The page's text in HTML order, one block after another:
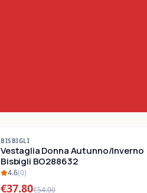
-30%
SALDI
BISBIGLI
Vestaglia Donna Autunno/Inverno
Bisbigli BO288632
4.6(0)
€37.80€54.00